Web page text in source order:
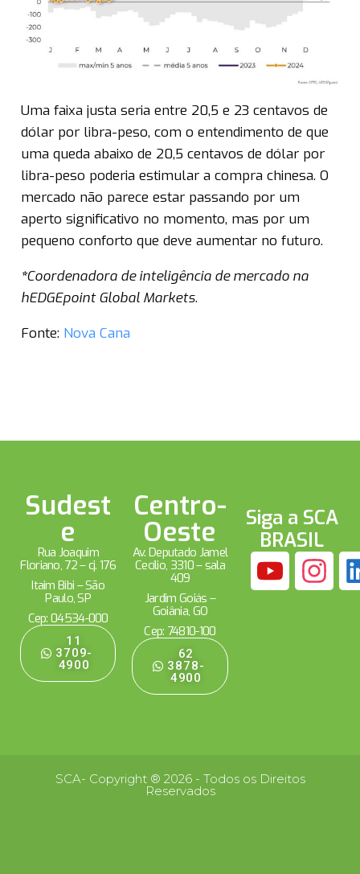
Uma faixa justa seria entre 20,5 e 23 centavos de
dólar por libra-peso, com o entendimento de que
uma queda abaixo de 20,5 centavos de dólar por
libra-peso poderia estimular a compra chinesa. O
mercado não parece estar passando por um
aperto significativo no momento, mas por um
pequeno conforto que deve aumentar no futuro.
*Coordenadora de inteligência de mercado na
hEDGEpoint Global Markets.
Fonte: Nova Cana
Sudest
e
Rua Joaquim
Floriano, 72 – cj. 176
Itaim Bibi – São
Paulo, SP
Cep: 04534-000
11
3709-
4900
Centro-
Oeste
Av. Deputado Jamel
Cecílio, 3310 – sala
409
Jardim Goiás –
Goiânia, GO
Cep: 74810-100
62
3878-
4900
Siga a SCA
BRASIL
SCA- Copyright ® 2026 - Todos os Direitos
Reservados